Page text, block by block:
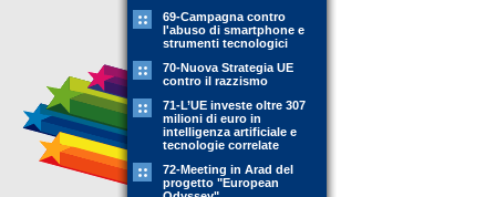
69-Campagna contro
l'abuso di smartphone e
strumenti tecnologici
70-Nuova Strategia UE
contro il razzismo
71-L’UE investe oltre 307
milioni di euro in
intelligenza artificiale e
tecnologie correlate
72-Meeting in Arad del
progetto "European